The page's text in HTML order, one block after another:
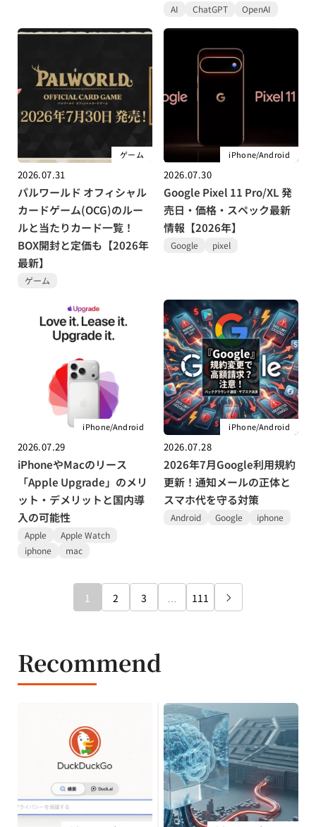
AI ChatGPT OpenAI
ゲーム
2026.07.31
パルワールド オフィシャル
カードゲーム(OCG)のルー
ルと当たりカード一覧！
BOX開封と定価も【2026年
最新】
ゲーム
iPhone/Android
2026.07.30
Google Pixel 11 Pro/XL 発
売日・価格・スペック最新
情報【2026年】
Google pixel
iPhone/Android
2026.07.29
iPhoneやMacのリース
「Apple Upgrade」のメリ
ット・デメリットと国内導
入の可能性
Apple
Apple Watch
iphone
mac
iPhone/Android
2026.07.28
2026年7月Google利用規約
更新！通知メールの正体と
スマホ代を守る対策
Android Google iphone
1 2 3 111 
Recommend